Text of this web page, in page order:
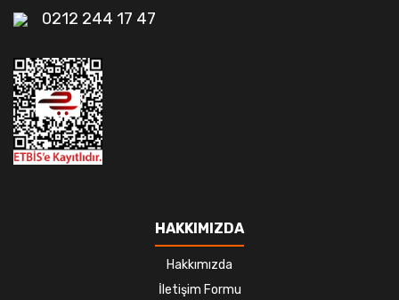
0212 244 17 47
HAKKIMIZDA
Hakkımızda
İletişim Formu